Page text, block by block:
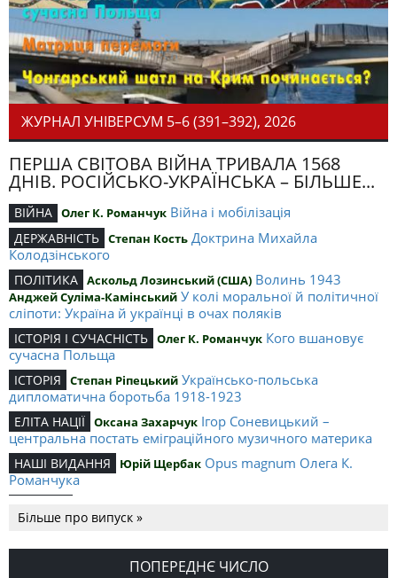
ЖУРНАЛ УНІВЕРСУМ 5–6 (391–392), 2026
ПЕРША СВІТОВА ВІЙНА ТРИВАЛА 1568
ДНІВ. РОСІЙСЬКО-УКРАЇНСЬКА – БІЛЬШЕ...
ВІЙНА Олег К. Романчук Війна і мобілізація
ДЕРЖАВНІСТЬ Степан Кость Доктрина Михайла
Колодзінського
ПОЛІТИКА Аскольд Лозинський (США) Волинь 1943
Анджей Суліма-Камінський У колі моральної й політичної
сліпоти: Україна й українці в очах поляків
ІСТОРІЯ І СУЧАСНІСТЬ Олег К. Романчук Кого вшановує
сучасна Польща
ІСТОРІЯ Степан Ріпецький Українсько-польська
дипломатична боротьба 1918-1923
ЕЛІТА НАЦІЇ Оксана Захарчук Ігор Соневицький –
центральна постать еміграційного музичного материка
НАШІ ВИДАННЯ Юрій Щербак Opus magnum Олега К.
Романчука
Романчука
СЛОВО РЕДАКЦІЙНЕ Олег К. Романчук Журавель і синиця
як уособлення української політстратегії й тактики
Більше про випуск »
ПОПЕРЕДНЄ ЧИСЛО